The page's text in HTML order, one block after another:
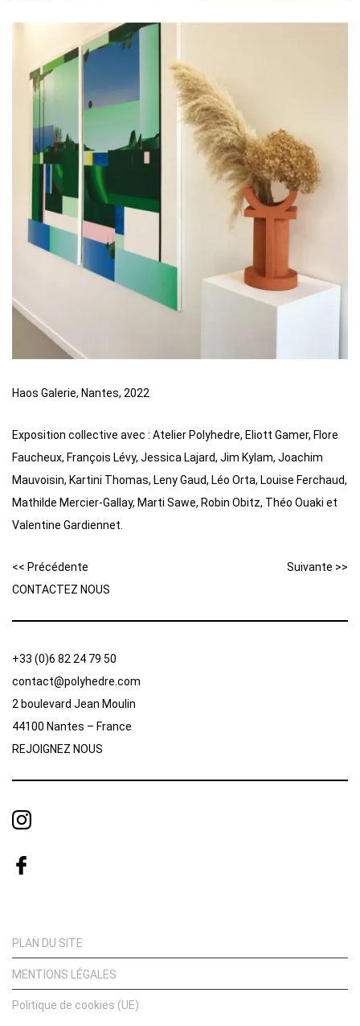
Haos Galerie, Nantes, 2022
Exposition collective avec : Atelier Polyhedre, Eliott Gamer, Flore
Faucheux, François Lévy, Jessica Lajard, Jim Kylam, Joachim
Mauvoisin, Kartini Thomas, Leny Gaud, Léo Orta, Louise Ferchaud,
Mathilde Mercier-Gallay, Marti Sawe, Robin Obitz, Théo Ouaki et
Valentine Gardiennet.
<< Précédente
Suivante >>
CONTACTEZ NOUS
+33 (0)6 82 24 79 50
contact@polyhedre.com
2 boulevard Jean Moulin
44100 Nantes – France
REJOIGNEZ NOUS
PLAN DU SITE
MENTIONS LÉGALES
Politique de cookies (UE)